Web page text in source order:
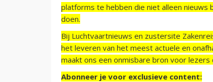
platforms te hebben die niet alleen
doen.
Bij Luchtvaartnieuws en zustersite
het leveren van het meest actuele en
maakt ons een onmisbare bron voor
Abonneer je voor exclusieve content: